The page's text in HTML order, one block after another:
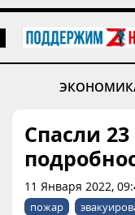
Спасли
11 Января 2022,
пожар